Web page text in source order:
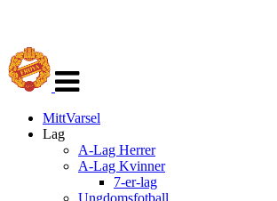
navigasjon
MittVarsel
Lag
A-Lag Herrer
A-Lag Kvinner
7-er-lag
Ungdomsfotball